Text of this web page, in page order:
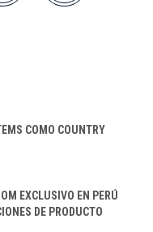
COMO COUNTRY
EXCLUSIVO EN PERÚ
DE PRODUCTO